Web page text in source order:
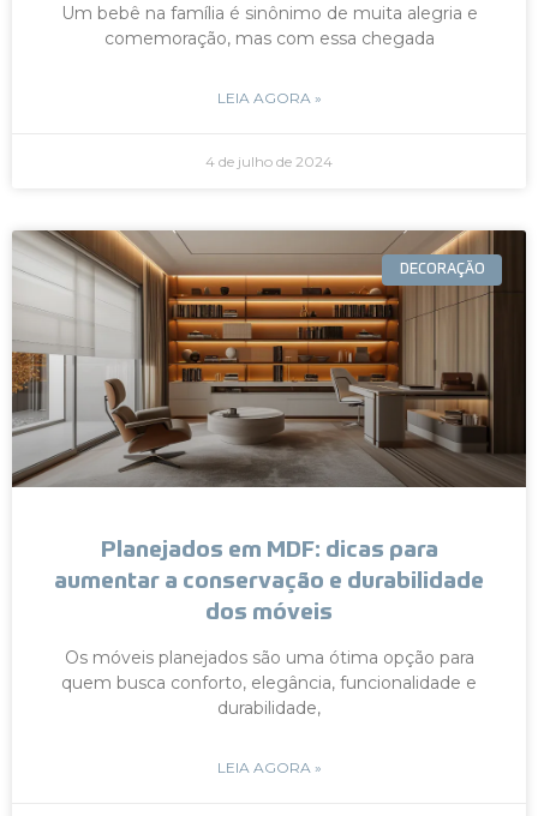
Um bebê na família é sinônimo de muita alegria e
comemoração, mas com essa chegada
LEIA AGORA »
4 de julho de 2024
DECORAÇÃO
Planejados em MDF: dicas para
aumentar a conservação e durabilidade
dos móveis
Os móveis planejados são uma ótima opção para
quem busca conforto, elegância, funcionalidade e
durabilidade,
LEIA AGORA »